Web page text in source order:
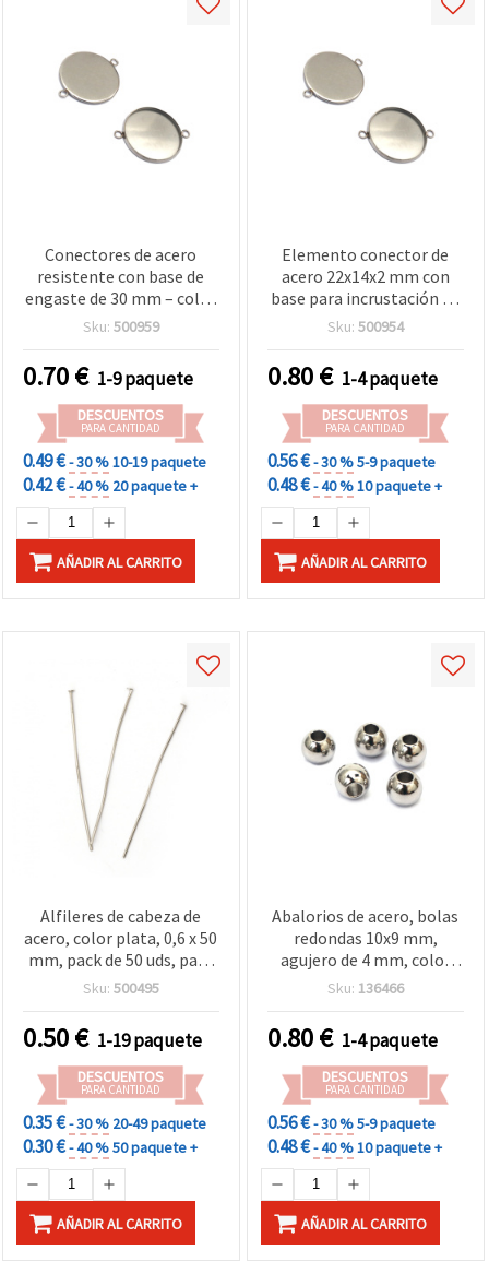
Conectores de acero
resistente con base de
engaste de 30 mm – color
plata, 40 x 31,5 x 2 mm,
ideales para bisutería y
manualidades DIY y
creaciones
personalizadas
Sku: 500959
0.70€ 1-9 paquete
DESCUENTOS
PARA CANTIDAD
0.49 €- 30 %10-19 paquete
0.42 €- 40 % 20 paquete +
AÑADIR AL CARRITO
Elemento conector de
acero 22x14x2 mm con
base para incrustación de
12 mm, agujero de 2 mm,
Sku: 500954
0.80€ 1-4 paquete
DESCUENTOS
PARA CANTIDAD
0.56 €- 30 %5-9 paquete
0.48 €- 40 %10 paquete +
AÑADIR AL CARRITO
Alfileres de cabeza de
acero, color plata, 0,6 x 50
mm, pack de 50 uds, para
bisutería y manualidades
Sku: 500495
0.50€ 1-19 paquete
DESCUENTOS
PARA CANTIDAD
0.35 €- 30 % 20-49 paquete
0.30 €- 40 %50 paquete +
AÑADIR AL CARRITO
Abalorios de acero, bolas
redondas 10x9 mm,
agujero de 4 mm, color
plata, 5 unidades para
Sku: 136466
0.80€ 1-4 paquete
DESCUENTOS
PARA CANTIDAD
0.56 €- 30 %5-9 paquete
0.48 €- 40 %10 paquete +
AÑADIR AL CARRITO